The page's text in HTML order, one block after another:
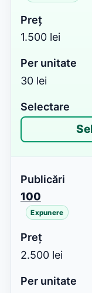
1.500 lei
30 lei
100
Expunere
2.500 lei